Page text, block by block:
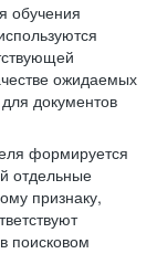
обучения
ожидаемых
документов
формируется
отдельные
признаку,
поисковом